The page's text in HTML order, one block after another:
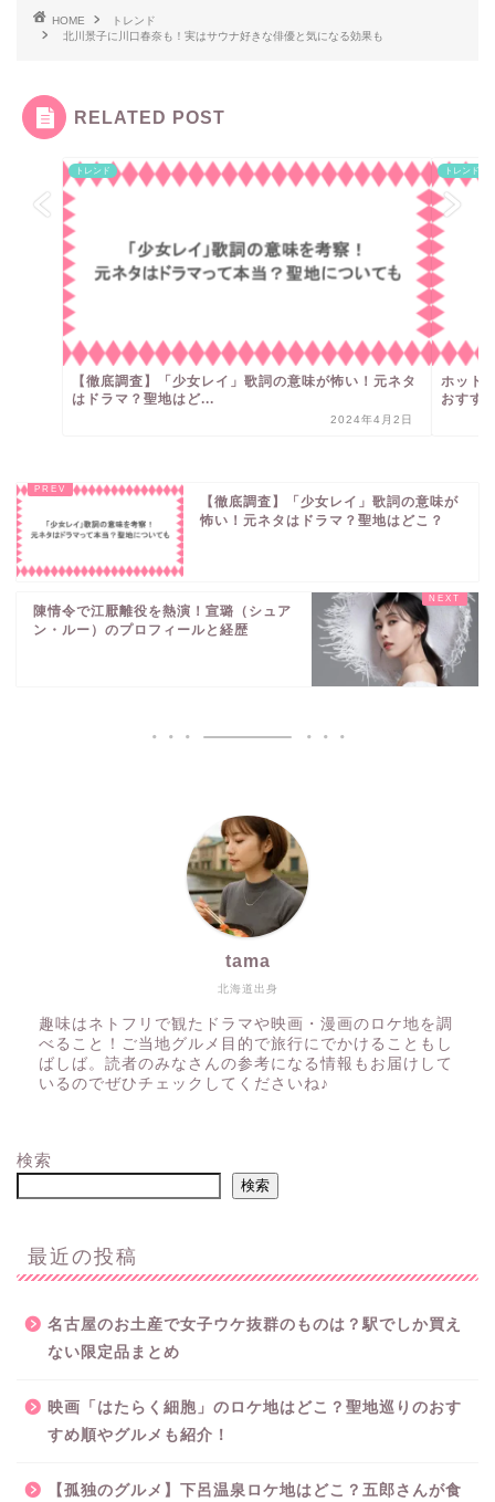
HOME
トレンド
北川景子に川口春奈も！実はサウナ好きな俳優と気になる効果も
RELATED POST
トレンド
【徹底調査】「少女レイ」歌詞の意味が怖い！元ネタ
はドラマ？聖地はど...
2024年4月2日
トレンド
ホット
おすす
【徹底調査】「少女レイ」歌詞の意味が
怖い！元ネタはドラマ？聖地はどこ？
陳情令で江厭離役を熱演！宣璐（シュア
ン・ルー）のプロフィールと経歴
北海道出身
tama
趣味はネトフリで観たドラマや映画・漫画のロケ地を調
べること！ご当地グルメ目的で旅行にでかけることもし
ばしば。読者のみなさんの参考になる情報もお届けして
いるのでぜひチェックしてくださいね♪
検索
検索
最近の投稿
名古屋のお土産で女子ウケ抜群のものは？駅でしか買え
ない限定品まとめ
映画「はたらく細胞」のロケ地はどこ？聖地巡りのおす
すめ順やグルメも紹介！
【孤独のグルメ】下呂温泉ロケ地はどこ？五郎さんが食